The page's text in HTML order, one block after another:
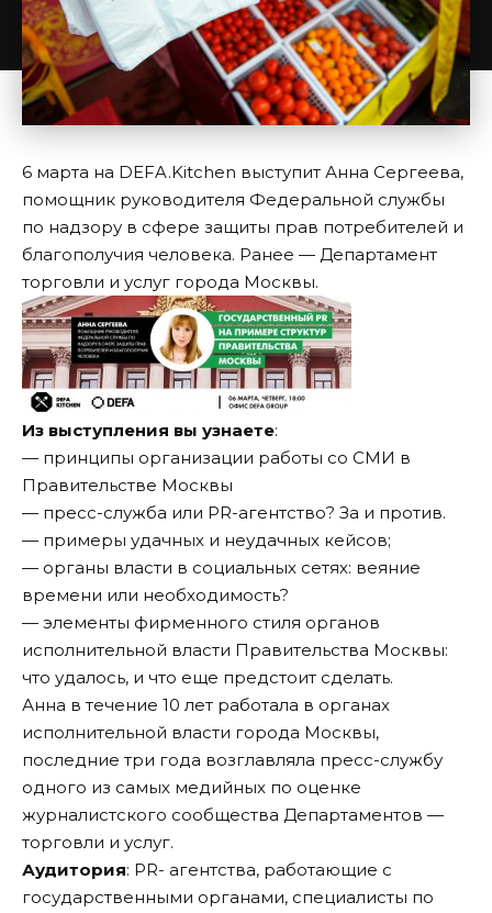
6 марта на DEFA.Kitchen выступит Анна Сергеева,
помощник руководителя Федеральной службы
по надзору в сфере защиты прав потребителей и
благополучия человека. Ранее — Департамент
торговли и услуг города Москвы.
Из выступления вы узнаете:
— принципы организации работы со СМИ в
Правительстве Москвы
— пресс-служба или PR-агентство? За и против.
— примеры удачных и неудачных кейсов;
— органы власти в социальных сетях: веяние
времени или необходимость?
— элементы фирменного стиля органов
исполнительной власти Правительства Москвы:
что удалось, и что еще предстоит сделать.
Анна в течение 10 лет работала в органах
исполнительной власти города Москвы,
последние три года возглавляла пресс-службу
одного из самых медийных по оценке
журналистского сообщества Департаментов —
торговли и услуг.
Аудитория: PR- агентства, работающие с
государственными органами, специалисты по